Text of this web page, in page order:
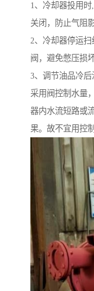
1、冷却器投用
关闭，防止气阻
2、冷却器停运
阀，避免憋压损
3、调节油品冷
采用阀控制水量
器内水流短路或
果。故不宜用控制